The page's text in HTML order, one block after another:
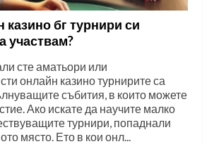
казино бг турнири си
участвам?
сте аматьори или
онлайн казино турнирите са
събития, в които можете
Ако искате да научите малко
турнири, попаднали
място. Ето в кои онл...